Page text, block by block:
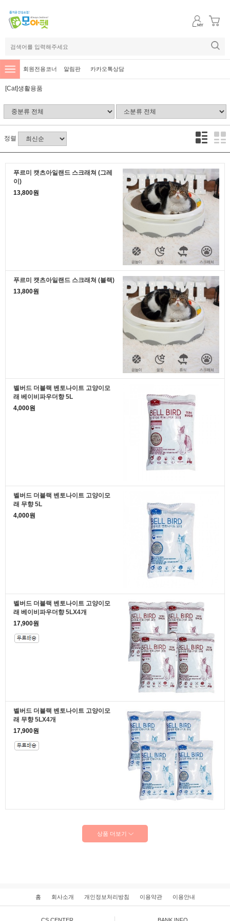
회원전용코너 알림판 카카오톡상담
[Cat]생활용품
정렬
푸르미 캣츠아일랜드 스크래쳐 (그레
이)
13,800원
푸르미 캣츠아일랜드 스크래쳐 (블랙)
13,800원
벨버드 더블랙 벤토나이트 고양이모
래 베이비파우더향 5L
4,000원
벨버드 더블랙 벤토나이트 고양이모
래 무향 5L
4,000원
벨버드 더블랙 벤토나이트 고양이모
래 베이비파우더향 5LX4개
17,900원
벨버드 더블랙 벤토나이트 고양이모
래 무향 5LX4개
17,900원
상품 더보기
홈 회사소개 개인정보처리방침 이용약관 이용안내